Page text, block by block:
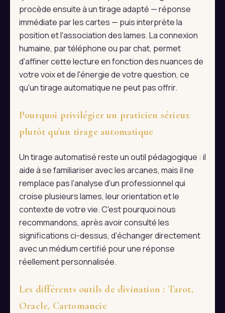
procède ensuite à un tirage adapté — réponse
immédiate par les cartes — puis interprète la
position et l'association des lames. La connexion
humaine, par téléphone ou par chat, permet
d'affiner cette lecture en fonction des nuances de
votre voix et de l'énergie de votre question, ce
qu'un tirage automatique ne peut pas offrir.
Pourquoi privilégier un praticien sérieux
plutôt qu'un tirage automatique
Un tirage automatisé reste un outil pédagogique : il
aide à se familiariser avec les arcanes, mais il ne
remplace pas l'analyse d'un professionnel qui
croise plusieurs lames, leur orientation et le
contexte de votre vie. C'est pourquoi nous
recommandons, après avoir consulté les
significations ci-dessus, d'échanger directement
avec un médium certifié pour une réponse
réellement personnalisée.
Les différents outils de divination : Tarot,
Oracle, Cartomancie